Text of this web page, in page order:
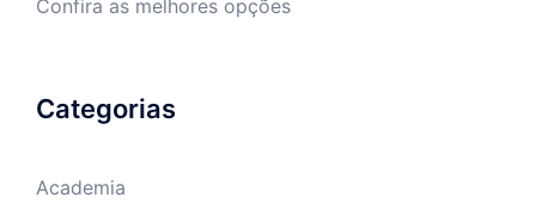
Confira as melhores opções
Categorias
Academia